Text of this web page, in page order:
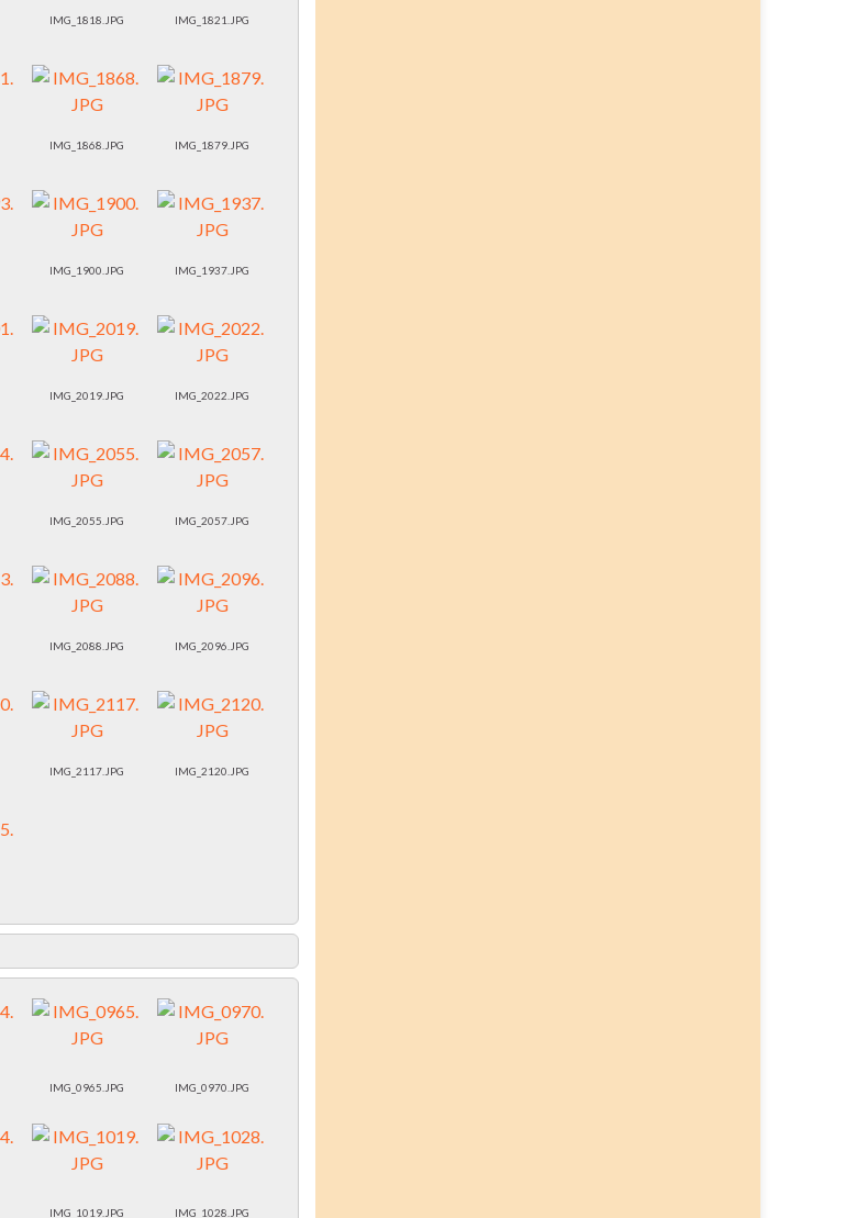
IMG_1818.JPG IMG_1821.JPG
IMG_1868.JPG IMG_1879.JPG
IMG_1900.JPG IMG_1937.JPG
IMG_2019.JPG IMG_2022.JPG
IMG_2055.JPG IMG_2057.JPG
IMG_2088.JPG IMG_2096.JPG
IMG_2117.JPG IMG_2120.JPG
IMG_0965.JPG IMG_0970.JPG
IMG_1019.JPG IMG_1028.JPG